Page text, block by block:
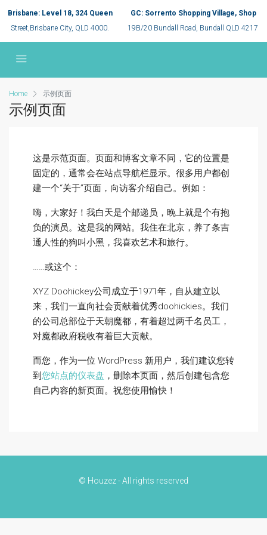
Brisbane: Level 18, 324 Queen
Street,Brisbane City, QLD 4000.
GC: Sorrento Shopping Village, Shop
19B/20 Bundall Road, Bundall QLD 4217
Home 示例页面
示例页面
这是示范页面。页面和博客文章不同，它的位置是
固定的，通常会在站点导航栏显示。很多用户都创
建一个“关于”页面，向访客介绍自己。例如：
嗨，大家好！我白天是个邮递员，晚上就是个有抱
负的演员。这是我的网站。我住在北京，养了条吉
通人性的狗叫小黑，我喜欢艺术和旅行。
……或这个：
XYZ Doohickey公司成立于1971年，自从建立以
来，我们一直向社会贡献着优秀doohickies。我们
的公司总部位于天朝魔都，有着超过两千名员工，
对魔都政府税收有着巨大贡献。
而您，作为一位 WordPress 新用户，我们建议您转
到 您站点的仪表盘 ，删除本页面，然后创建包含您
自己内容的新页面。祝您使用愉快！
© Houzez - All rights reserved